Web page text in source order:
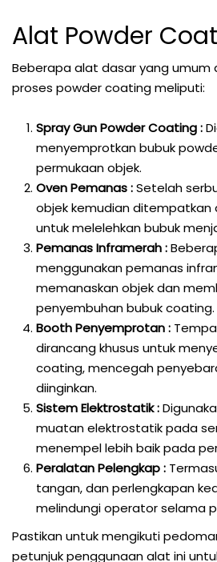
Alat Powder
Beberapa alat dasar yang umum
proses powder coating meliputi:
Spray Gun Powder Coating :
menyemprotkan bubuk
permukaan objek.
Oven Pemanas :Setelah
objek kemudian ditempatkan
untuk melelehkan bubuk
Pemanas Inframerah :
menggunakan pemanas
memanaskan objek dan
penyembuhan bubuk coating.
Booth Penyemprotan :
dirancang khusus untuk
coating, mencegah
diinginkan.
Sistem Elektrostatik :
muatan elektrostatik pada
menempel lebih baik pada
Peralatan Pelengkap :
tangan, dan perlengkapan
melindungi operator selama
Pastikan untuk mengikuti
petunjuk penggunaan alat ini